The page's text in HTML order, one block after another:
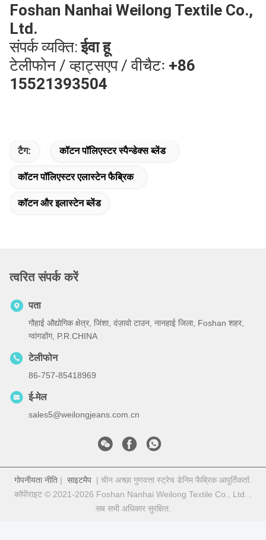
Foshan Nanhai Weilong Textile Co.,
Ltd.
संपर्क व्यक्ति: ईवा हू
टेलीफोन / व्हाट्सएप / वीचैटः +86
15521393504
टैग: कॉटन पॉलिएस्टर स्पैन्डेक्स ब्लेंड
कॉटन पॉलिएस्टर एलास्टेन फैब्रिक
कॉटन और इलास्टेन ब्लेंड
त्वरित संपर्क करें
पता
गौहाई औद्योगिक क्षेत्र, जिंशा, दंज़ावो टाउन, नानहाई जिला, Foshan शहर,
ग्वांगडोंग, P.R.CHINA
टेलीफोन
86-757-85418969
ई-मेल
sales5@weilongjeans.com.cn
गोपनीयता नीति | साइटमैप | चीन अच्छा गुणवत्ता स्ट्रेच डेनिम फैब्रिक आपूर्तिकर्ता.
कॉपीराइट © 2021-2026 Foshan Nanhai Weilong Textile Co., Ltd. .
सब सभी अधिकार सुरक्षित.